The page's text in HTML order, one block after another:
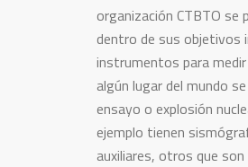
organización CTBTO se
dentro de sus objetivos
instrumentos para
algún lugar del mundo
ensayo o explosión
ejemplo tienen
auxiliares, otros que